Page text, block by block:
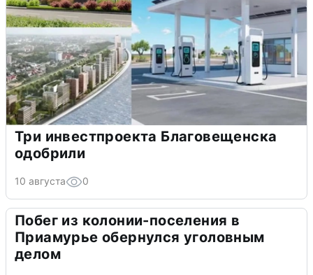
Три инвестпроекта Благовещенска
одобрили
10 августа 0
Побег из колонии-поселения в
Приамурье обернулся уголовным
делом